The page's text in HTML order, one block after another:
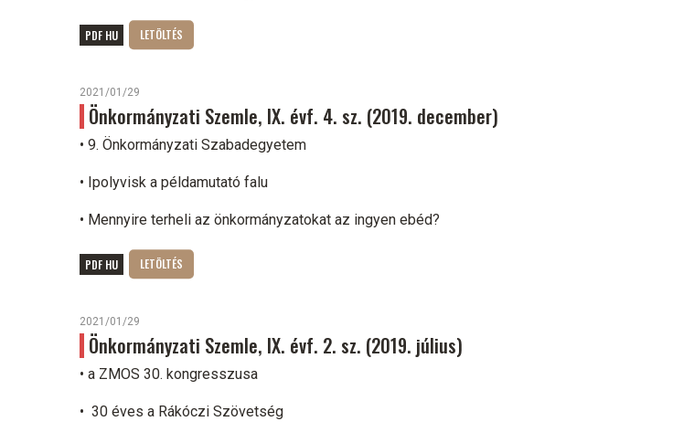
PDF HU
2021/01/29
Önkormányzati Szemle, IX. évf. 4. sz. (2019. december)
• 9. Önkormányzati Szabadegyetem
• Ipolyvisk a példamutató falu
• Mennyire terheli az önkormányzatokat az ingyen ebéd?
PDF HU
2021/01/29
Önkormányzati Szemle, IX. évf. 2. sz. (2019. július)
• a ZMOS 30. kongresszusa
• 30 éves a Rákóczi Szövetség